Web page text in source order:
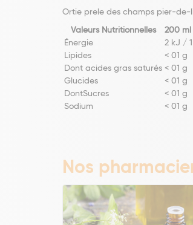
Ortie prele des champs pier-de-
Valeurs Nutritionnelles
200 ml
Énergie
2 kJ / 1
Lipides
< 01 g
Dont acides gras saturés < 01 g
Glucides
< 01 g
DontSucres
< 01 g
Sodium
< 01 g
Nos